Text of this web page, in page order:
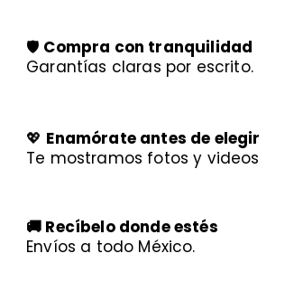
🛡️ Compra con tranquilidad
Garantías claras por escrito.
💖 Enamórate antes de elegir
Te mostramos fotos y videos
🚚 Recíbelo donde estés
Envíos a todo México.